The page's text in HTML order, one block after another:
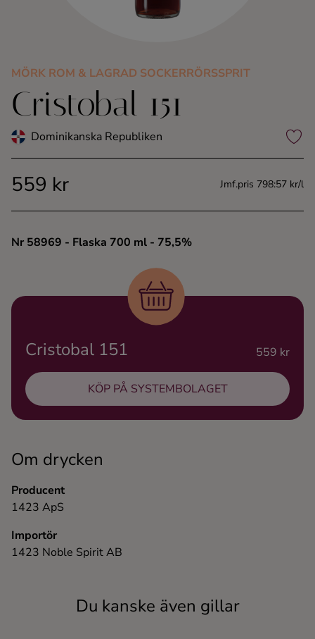
Likör
Rom
Tequila
Whisky
MÖRK ROM & LAGRAD SOCKERRÖRSSPRIT
Cristobal 151
Dominikanska Republiken
559 kr Jmf.pris 798:57 kr/l
Nr 58969 - Flaska 700 ml - 75,5%
Om drycken
Producent
1423 ApS
Importör
1423 Noble Spirit AB
Cristobal 151 559 kr
KÖP PÅ SYSTEMBOLAGET
Du kanske även gillar